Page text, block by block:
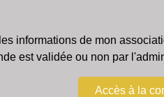
informations de mon
est validée ou non par
Accès à la